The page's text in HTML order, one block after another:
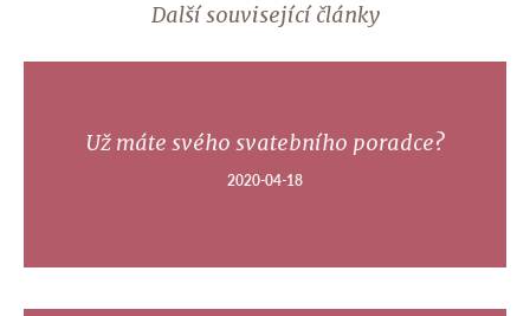
Další související články
Už máte svého svatebního poradce?
2020-04-18